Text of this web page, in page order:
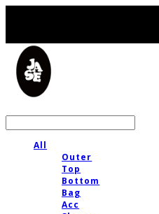
All
Outer
Top
Bottom
Bag
Acc